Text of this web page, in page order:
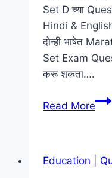
Set D च्या
Hindi &
दोन्ही भाषेत
Set Exam
करू शकता….
Read More
Education